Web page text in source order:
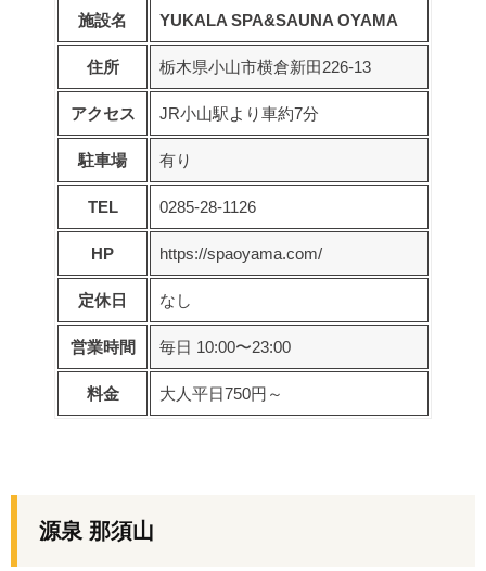
施設名 YUKALA SPA&SAUNA OYAMA
住所 栃木県小山市横倉新田226-13
アクセス JR小山駅より車約7分
駐車場 有り
TEL 0285-28-1126
HP https://spaoyama.com/
定休日 なし
営業時間 毎日 10:00〜23:00
料金 大人平日750円～
源泉 那須山